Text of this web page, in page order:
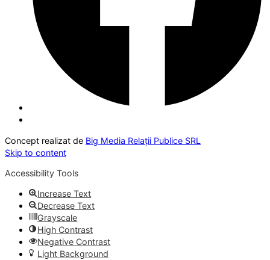
Concept realizat de Big Media Relații Publice SRL
Skip to content
Accessibility Tools
Increase Text
Decrease Text
Grayscale
High Contrast
Negative Contrast
Light Background